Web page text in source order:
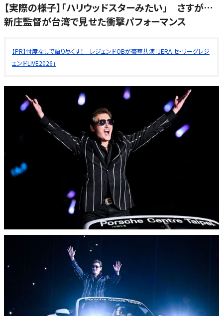
【実際の様子】「ハリウッドスターみたい」 さすが…
新庄監督が台湾で見せた衝撃パフォーマンス
【PR】忖度なしで語り尽くす！ レジェンドOBが豪華共演「JERA セ・リーグレジ
ェンドLIVE2026」